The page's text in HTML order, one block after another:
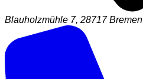
Blauholzmühle 7, 28717 Bremen